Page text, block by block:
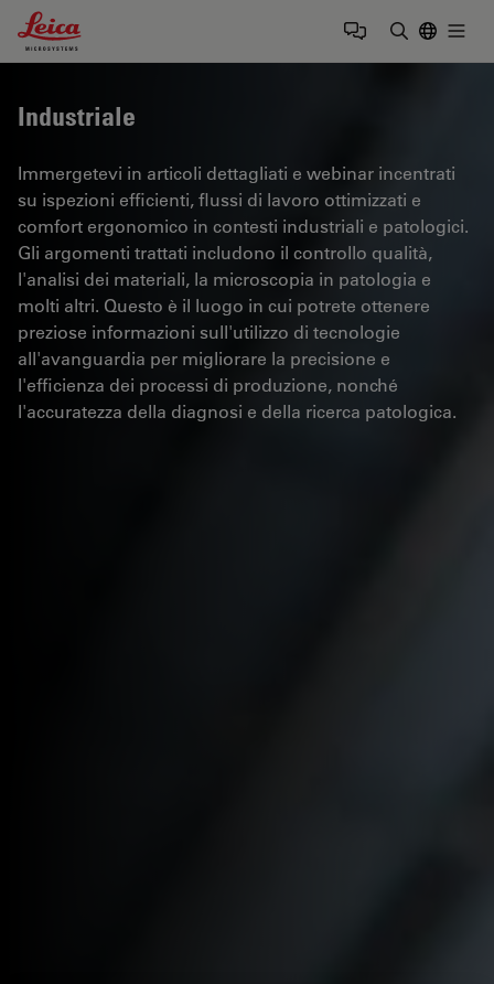
Leica Microsystems Logo
Industriale
Immergetevi in articoli dettagliati e webinar incentrati
su ispezioni efficienti, flussi di lavoro ottimizzati e
comfort ergonomico in contesti industriali e patologici.
Gli argomenti trattati includono il controllo qualità,
l'analisi dei materiali, la microscopia in patologia e
molti altri. Questo è il luogo in cui potrete ottenere
preziose informazioni sull'utilizzo di tecnologie
all'avanguardia per migliorare la precisione e
l'efficienza dei processi di produzione, nonché
l'accuratezza della diagnosi e della ricerca patologica.